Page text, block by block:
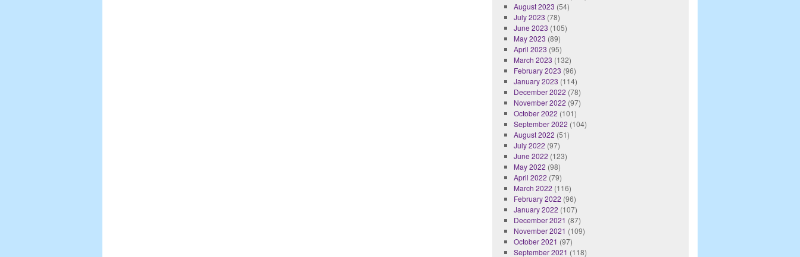
August 2023 (54)
July 2023 (78)
June 2023 (105)
May 2023 (89)
April 2023 (95)
March 2023 (132)
February 2023 (96)
January 2023 (114)
December 2022 (78)
November 2022 (97)
October 2022 (101)
September 2022 (104)
August 2022 (51)
July 2022 (97)
June 2022 (123)
May 2022 (98)
April 2022 (79)
March 2022 (116)
February 2022 (96)
January 2022 (107)
December 2021 (87)
November 2021 (109)
October 2021 (97)
September 2021 (118)